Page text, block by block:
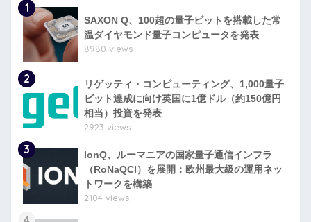
1
SAXON Q、100超の量子ビットを搭載した常
温ダイヤモンド量子コンピュータを発表
8980 views
2
リゲッティ・コンピューティング、1,000量子
ビット達成に向け英国に1億ドル（約150億円
相当）投資を発表
2923 views
3
IonQ、ルーマニアの国家量子通信インフラ
（RoNaQCI）を展開：欧州最大級の運用ネッ
トワークを構築
2104 views